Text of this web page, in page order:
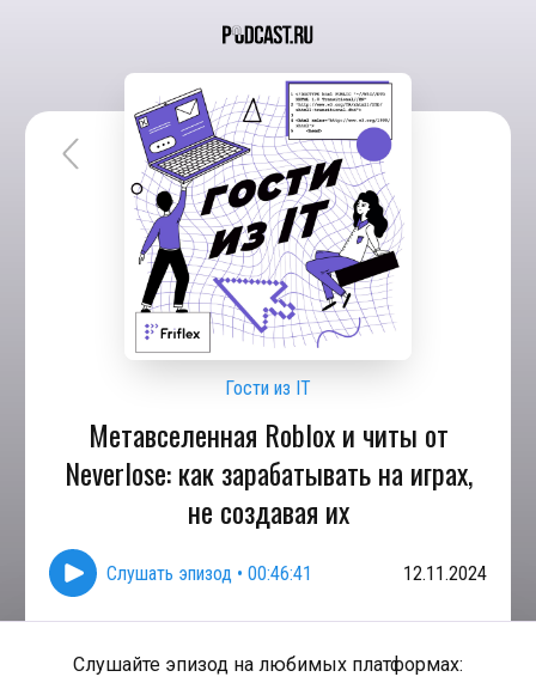
Гости из IT
Метавселенная Roblox и читы от
Neverlose: как зарабатывать на играх,
не создавая их
Слушать эпизод • 00:46:41 12.11.2024
Слушайте эпизод на любимых платформах: